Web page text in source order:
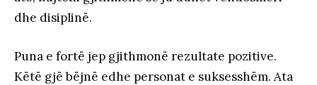
dhe disiplinë.
Puna e fortë jep gjithmonë rezultate pozitive.
Këtë gjë bëjnë edhe personat e suksesshëm. Ata